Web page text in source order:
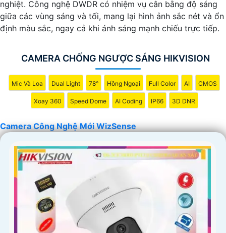
nghiệt. Công nghệ DWDR có nhiệm vụ cân bằng độ sáng
giữa các vùng sáng và tối, mang lại hình ảnh sắc nét và ổn
định màu sắc, ngay cả khi ánh sáng mạnh chiếu trực tiếp.
CAMERA CHỐNG NGƯỢC SÁNG HIKVISION
Mic Và Loa Dual Light 78° Hồng Ngoại Full Color AI CMOS
Xoay 360 Speed Dome AI Coding IP66 3D DNR
Camera Công Nghệ Mới WizSense